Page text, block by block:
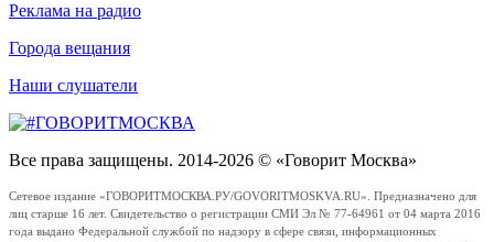
Реклама на радио
Города вещания
Наши слушатели
Все права защищены. 2014-2026 © «Говорит Москва»
Сетевое издание «ГОВОРИТМОСКВА.РУ/GOVORITMOSKVA.RU». Предназначено для
лиц старше 16 лет. Свидетельство о регистрации СМИ Эл № 77-64961 от 04 марта 2016
года выдано Федеральной службой по надзору в сфере связи, информационных